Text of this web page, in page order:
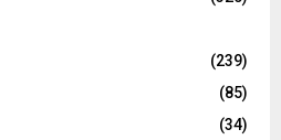
(239)
(85)
(34)